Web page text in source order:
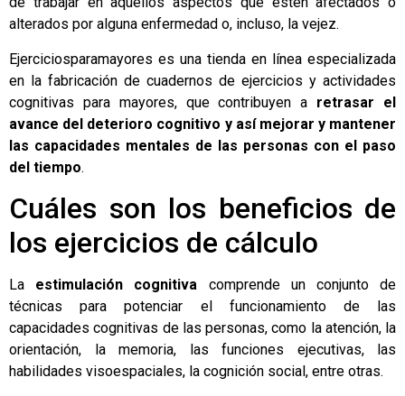
alterados por alguna enfermedad o, incluso, la vejez.
Ejerciciosparamayores es una tienda en línea especializada
en la fabricación de cuadernos de ejercicios y actividades
cognitivas para mayores, que contribuyen a retrasar el
avance del deterioro cognitivo y así mejorar y mantener
las capacidades mentales de las personas con el paso
del tiempo.
Cuáles son los beneficios de
los ejercicios de cálculo
La estimulación cognitiva comprende un conjunto de
técnicas para potenciar el funcionamiento de las
capacidades cognitivas de las personas, como la atención, la
orientación, la memoria, las funciones ejecutivas, las
habilidades visoespaciales, la cognición social, entre otras.